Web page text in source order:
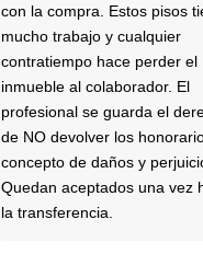
con la compra. Estos pisos
mucho trabajo y cualquier
contratiempo hace perder el
inmueble al colaborador. El
profesional se guarda el
de NO devolver los
concepto de daños y
Quedan aceptados una vez
la transferencia.